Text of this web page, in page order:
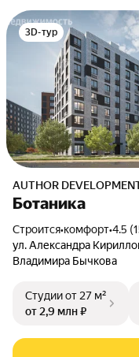
3D-тур
AUTHOR
Ботаника
Строится•комфорт•4.5
ул. Александра
Владимира Бычкова
Студииот 27 м²
от 2,9 млн ₽